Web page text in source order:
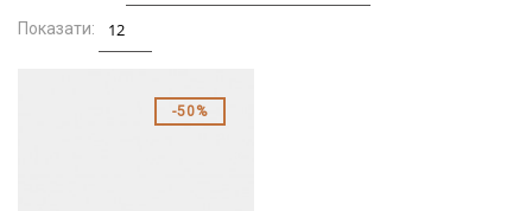
Показати:
50%